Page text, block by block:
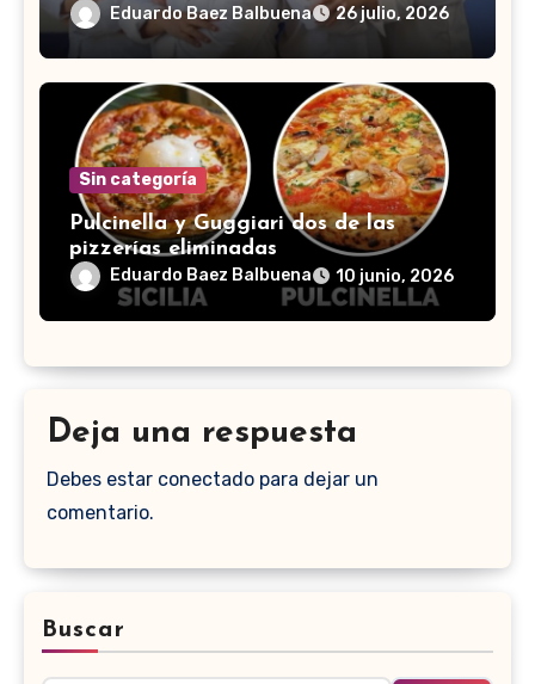
Eduardo Baez Balbuena 26 julio, 2026
Sin categoría
Pulcinella y Guggiari dos de las
pizzerías eliminadas
Eduardo Baez Balbuena 10 junio, 2026
Deja una respuesta
Debes estar conectado para dejar un
comentario.
Buscar